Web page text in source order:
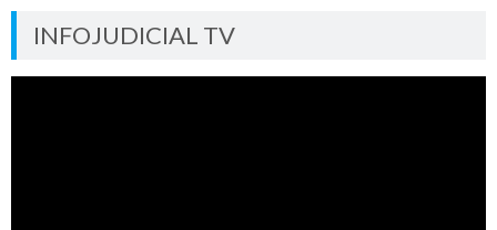
INFOJUDICIAL TV